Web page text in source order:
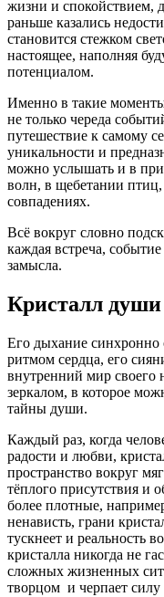
жизни и спокойствием,
раньше казались
становится стежком
настоящее, наполняя
потенциалом.
Именно в такие
не только череда
путешествие к самому
уникальности и
можно услышать и в
волн, в щебетании
совпадениях.
Всё вокруг словно
каждая встреча,
замысла.
Кристалл
Его дыхание синхронно
ритмом сердца, его
внутренний мир своего
зеркалом, в которое
тайны души.
Каждый раз, когда
радости и любви,
пространство вокруг
тёплого присутствия
более плотные,
ненависть, грани
тускнеет и реальность
кристалла никогда не
сложных жизненных
творцом и черпает силу